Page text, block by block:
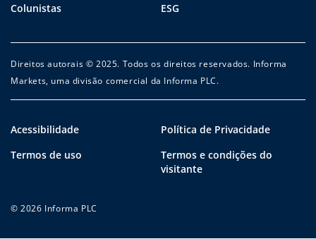
Colunistas ESG
Direitos autorais © 2025. Todos os direitos reservados. Informa
Markets, uma divisão comercial da Informa PLC.
Acessibilidade
Política de Privacidade
Termos de uso
Termos e condições do
visitante
© 2026 Informa PLC